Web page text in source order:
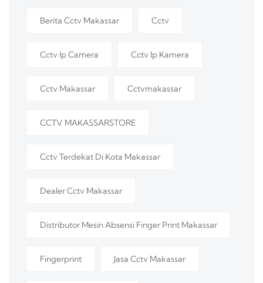
Berita Cctv Makassar Cctv
Cctv Ip Camera Cctv Ip Kamera
Cctv Makassar Cctvmakassar
CCTV MAKASSARSTORE
Cctv Terdekat Di Kota Makassar
Dealer Cctv Makassar
Distributor Mesin Absensi Finger Print Makassar
Fingerprint Jasa Cctv Makassar